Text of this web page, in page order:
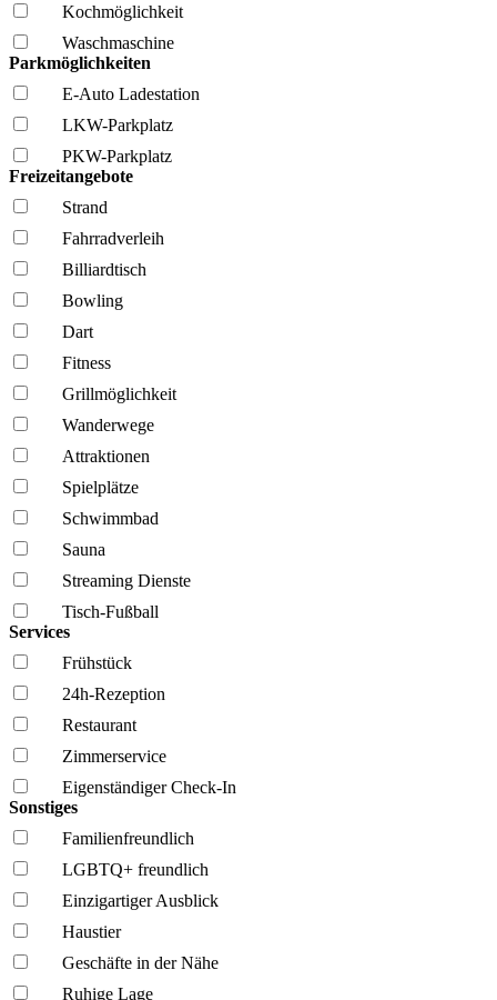
Kochmöglich­keit
Wasch­maschine
Parkmöglichkeiten
E-Auto Ladestation
LKW-Parkplatz
PKW-Parkplatz
Freizeitangebote
Strand
Fahrrad­verleih
Billiardtisch
Bowling
Dart
Fitness
Grillmöglich­keit
Wanderwege
Attraktionen
Spielplätze
Schwimmbad
Sauna
Streaming Dienste
Tisch-Fußball
Services
Frühstück
24h-Rezeption
Restaurant
Zimmerservice
Eigenständiger Check-In
Sonstiges
Familien­freundlich
LGBTQ+ freundlich
Einzigartiger Ausblick
Haustier
Geschäfte in der Nähe
Ruhige Lage